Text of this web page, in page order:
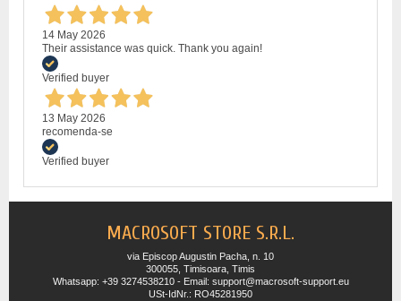
14 May 2026
Their assistance was quick. Thank you again!
Verified buyer
13 May 2026
recomenda-se
Verified buyer
MACROSOFT STORE S.R.L.
via Episcop Augustin Pacha, n. 10
300055, Timisoara, Timis
Whatsapp: +39 3274538210 - Email: support@macrosoft-support.eu
USt-IdNr.: RO45281950